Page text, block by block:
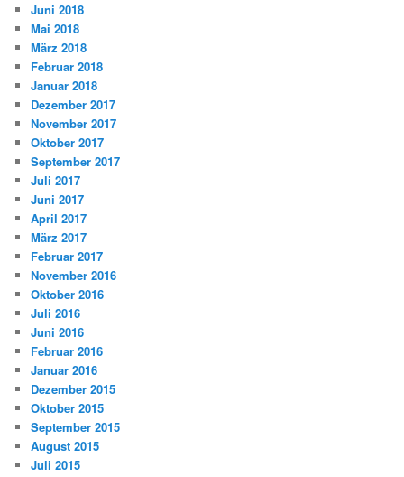
Juni 2018
Mai 2018
März 2018
Februar 2018
Januar 2018
Dezember 2017
November 2017
Oktober 2017
September 2017
Juli 2017
Juni 2017
April 2017
März 2017
Februar 2017
November 2016
Oktober 2016
Juli 2016
Juni 2016
Februar 2016
Januar 2016
Dezember 2015
Oktober 2015
September 2015
August 2015
Juli 2015